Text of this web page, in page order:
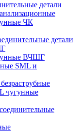
детали
ЧК
детали
ВЧШГ
SML и
чугунные